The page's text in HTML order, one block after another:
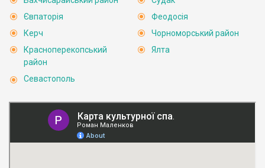
Євпаторія
Керч
Красноперекопський
район
Севастополь
Феодосія
Чорноморський район
Ялта